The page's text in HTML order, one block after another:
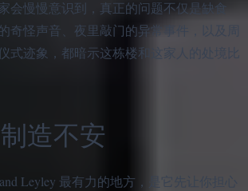
会慢慢意识到，真正的问题不仅是缺食
奇怪声音、夜里敲门的异常事件，以及周
式迹象，都暗示这栋楼和这家人的处境比
造不安
Leyley 最有力的地方，是它先让你担心